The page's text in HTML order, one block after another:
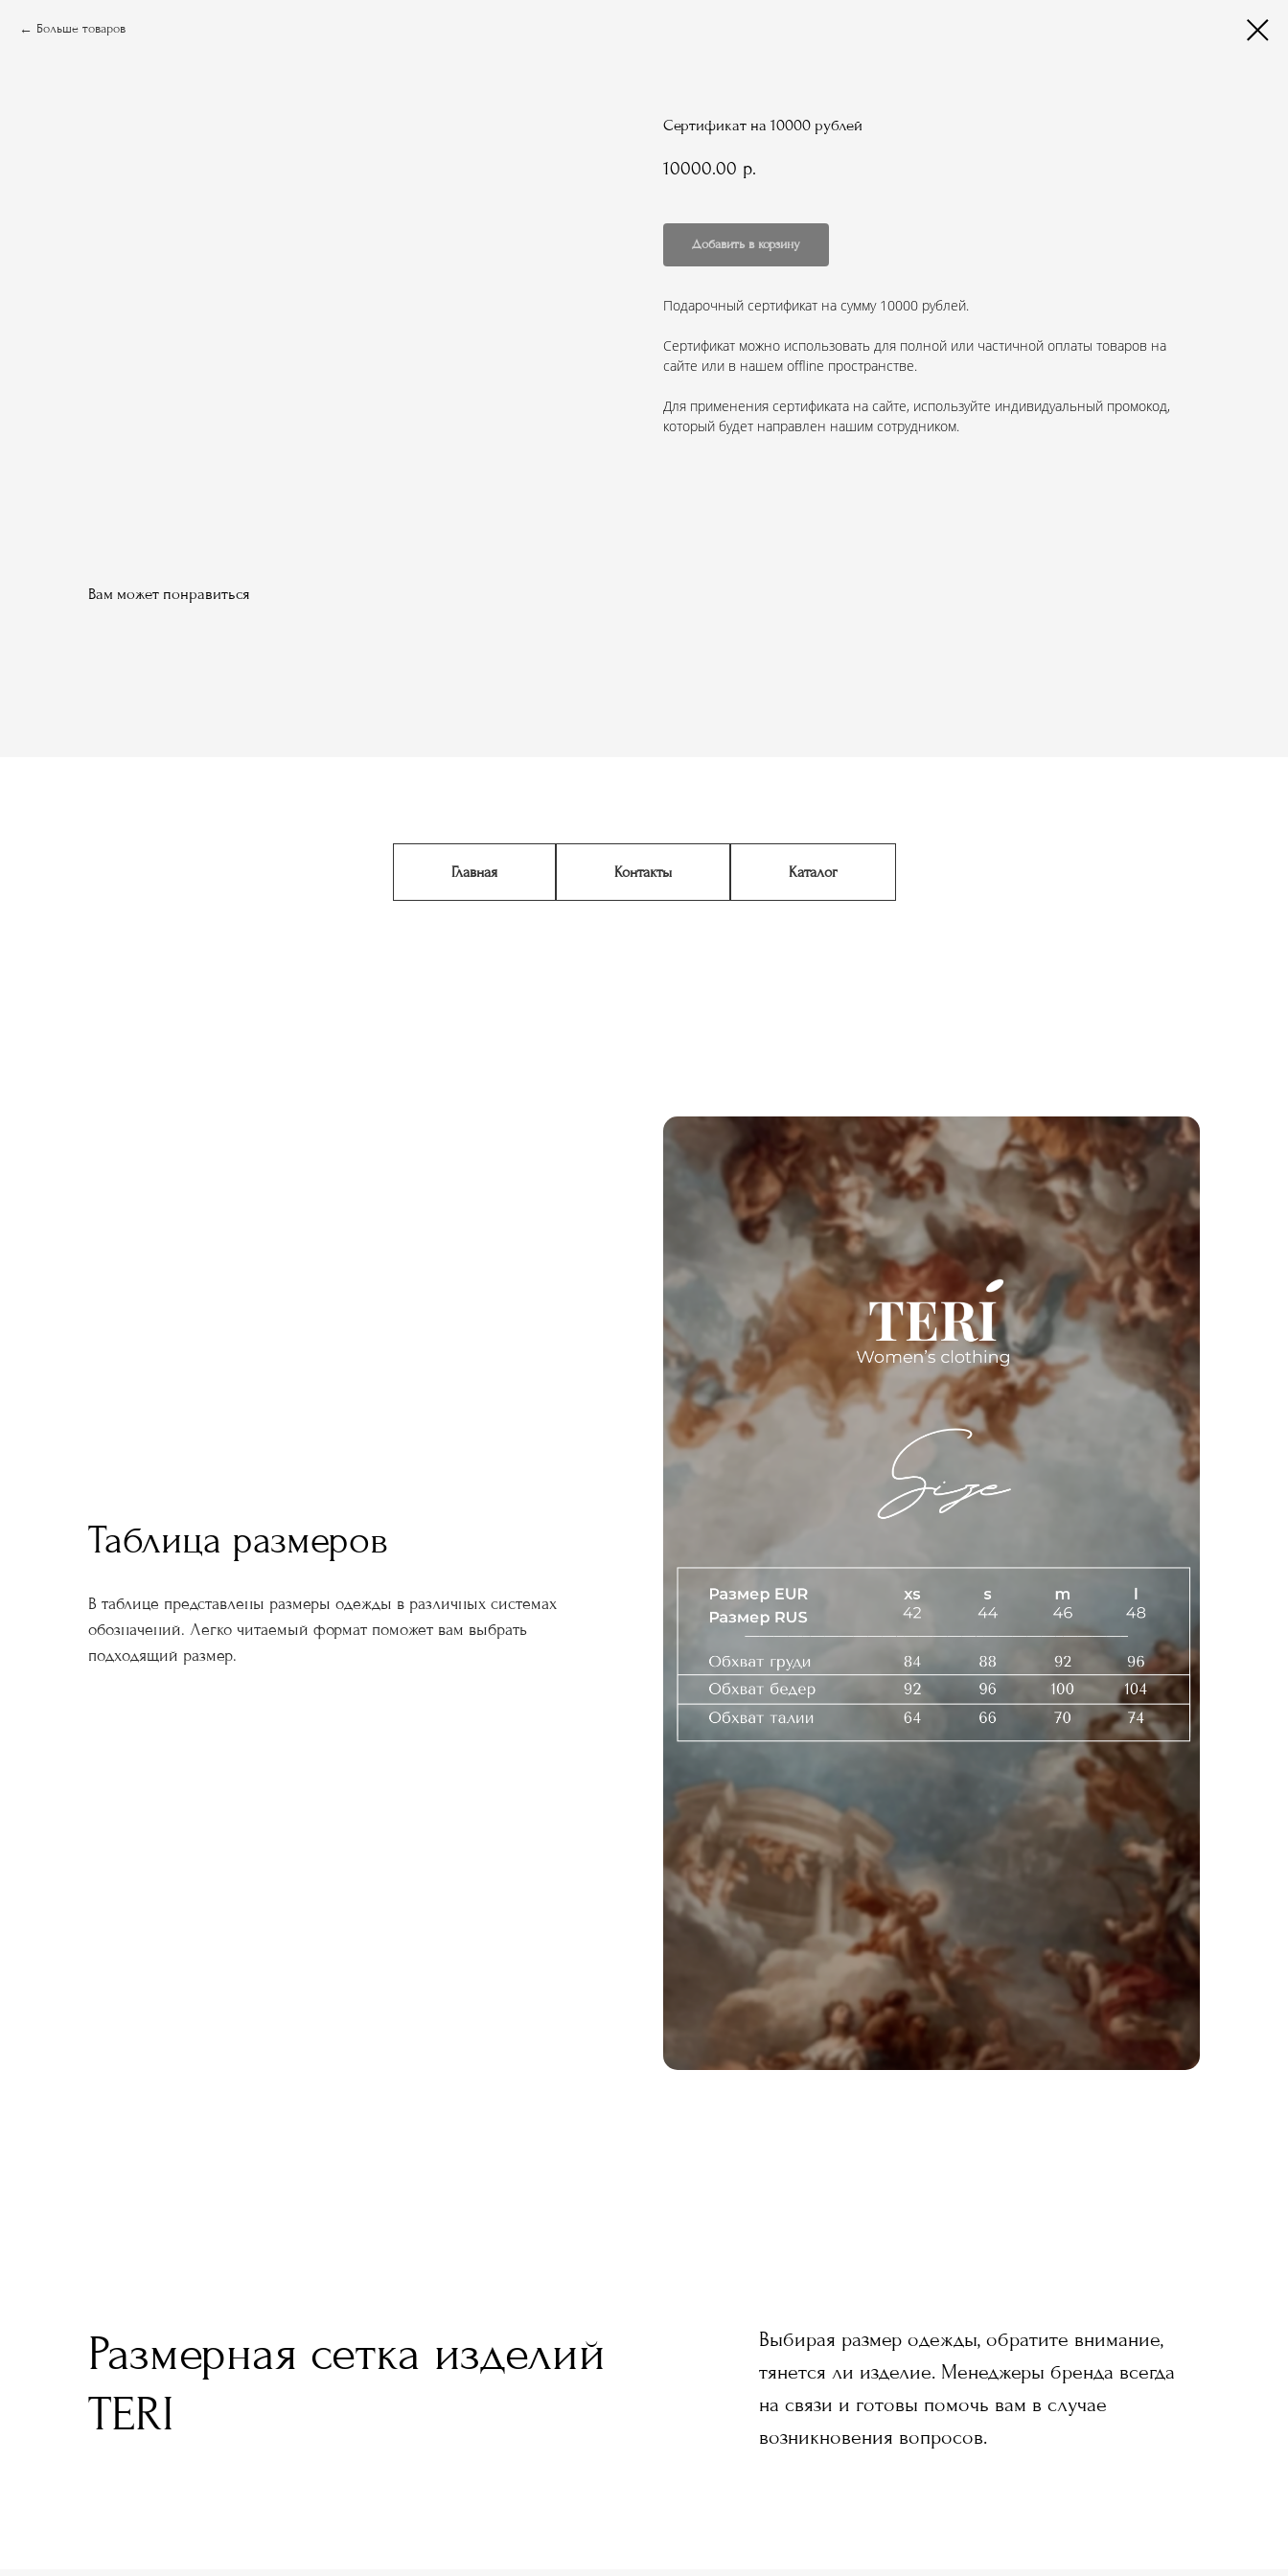
Больше товаров
Сертификат на 10000 рублей
10000.00 р.
Добавить в корзину
Подарочный сертификат на сумму 10000 рублей.
Сертификат можно использовать для полной или частичной оплаты товаров на
сайте или в нашем offline пространстве.
Для применения сертификата на сайте, используйте индивидуальный промокод,
который будет направлен нашим сотрудником.
Вам может понравиться
Главная Контакты Каталог
Таблица размеров
В таблице представлены размеры одежды в различных системах
обозначений. Легко читаемый формат поможет вам выбрать
подходящий размер.
Размерная сетка изделий
TERI
Выбирая размер одежды, обратите внимание,
тянется ли изделие. Менеджеры бренда всегда
на связи и готовы помочь вам в случае
возникновения вопросов.